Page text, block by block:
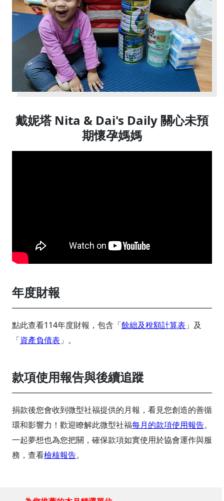
戴妮塔 Nita & Dai's Daily 關心未預
期懷孕媽媽
年度財報
點此查看114年度財報，包含「餘絀及稅額計算表 」及
「資產負債表 」。
款項使用報告與後續追蹤
捐款後您會收到微型社福提供的月報，看見您創造的善循
環和影響力！歡迎瞭解此微型社福每月的款項使用報告。
一起夢想也為您把關，確保款項如實使用於協會運作與服
務，查看檢核報告。